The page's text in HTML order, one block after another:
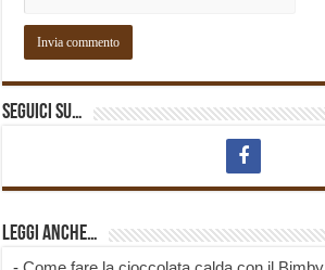
Seguici su…
Leggi anche…